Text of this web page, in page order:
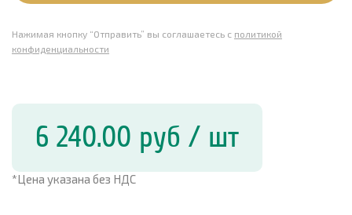
Нажимая кнопку “Отправить” вы соглашаетесь с политикой
конфиденциальности
6 240.00 руб / шт
*Цена указана без НДС